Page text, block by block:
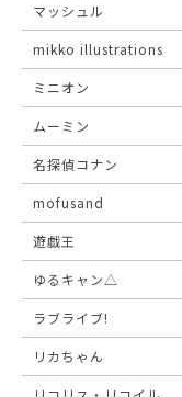
マッシュル
mikko illustrations
ミニオン
ムーミン
名探偵コナン
mofusand
遊戯王
ゆるキャン△
ラブライブ!
リカちゃん